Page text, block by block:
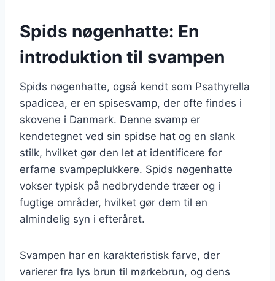
Spids nøgenhatte: En
introduktion til svampen
Spids nøgenhatte, også kendt som Psathyrella
spadicea, er en spisesvamp, der ofte findes i
skovene i Danmark. Denne svamp er
kendetegnet ved sin spidse hat og en slank
stilk, hvilket gør den let at identificere for
erfarne svampeplukkere. Spids nøgenhatte
vokser typisk på nedbrydende træer og i
fugtige områder, hvilket gør dem til en
almindelig syn i efteråret.
Svampen har en karakteristisk farve, der
varierer fra lys brun til mørkebrun, og dens